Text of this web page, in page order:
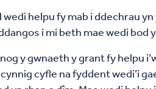
helpu fy mab i ddechrau
i mi beth mae wedi bod
y gwnaeth y grant fy helpu
cyfle na fyddent wedi’i